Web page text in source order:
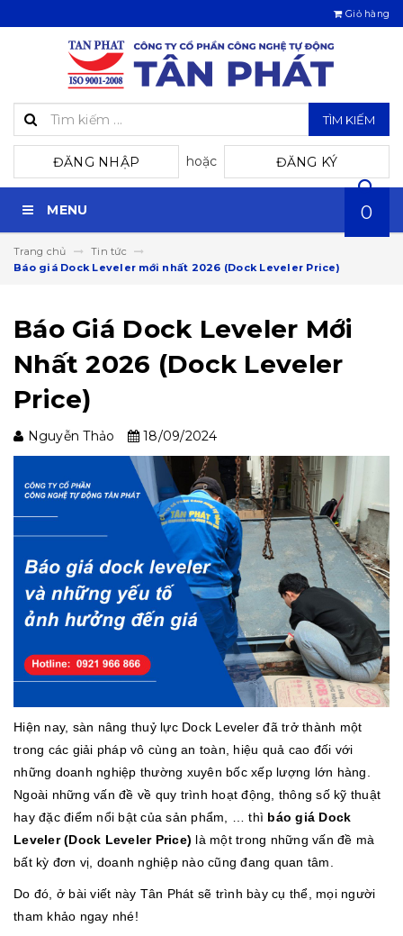
Giỏ hàng
TÌM KIẾM
ĐĂNG NHẬP hoặc ĐĂNG KÝ
MENU 0
Trang chủ
Tin tức
Báo giá Dock Leveler mới nhất 2026 (Dock Leveler Price)
Báo Giá Dock Leveler Mới
Nhất 2026 (dock Leveler
Price)
Nguyễn Thảo 18/09/2024
Hiện nay, sàn nâng thuỷ lực Dock Leveler đã trở thành một
trong các giải pháp vô cùng an toàn, hiệu quả cao đối với
những doanh nghiệp thường xuyên bốc xếp lượng lớn hàng.
Ngoài những vấn đề về quy trình hoạt động, thông số kỹ thuật
hay đặc điểm nổi bật của sản phẩm, … thì báo giá Dock
Leveler (Dock Leveler Price) là một trong những vấn đề mà
bất kỳ đơn vị, doanh nghiệp nào cũng đang quan tâm.
Do đó, ở bài viết này Tân Phát sẽ trình bày cụ thể, mọi người
tham khảo ngay nhé!